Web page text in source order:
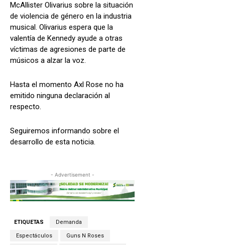
McAllister Olivarius sobre la situación
de violencia de género en la industria
musical. Olivarius espera que la
valentía de Kennedy ayude a otras
víctimas de agresiones de parte de
músicos a alzar la voz.
Hasta el momento Axl Rose no ha
emitido ninguna declaración al
respecto.
Seguiremos informando sobre el
desarrollo de esta noticia.
- Advertisement -
ETIQUETAS Demanda
Espectáculos Guns N Roses